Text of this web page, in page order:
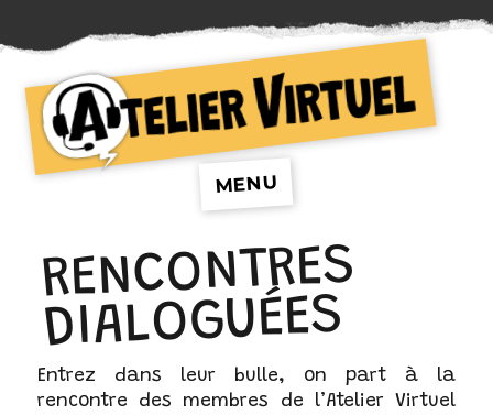
Atelier VirtuelMENU
RENCONTRES
DIALOGUÉES
Entrez dans leur bulle, on part à la
rencontre des membres de l’Atelier Virtuel